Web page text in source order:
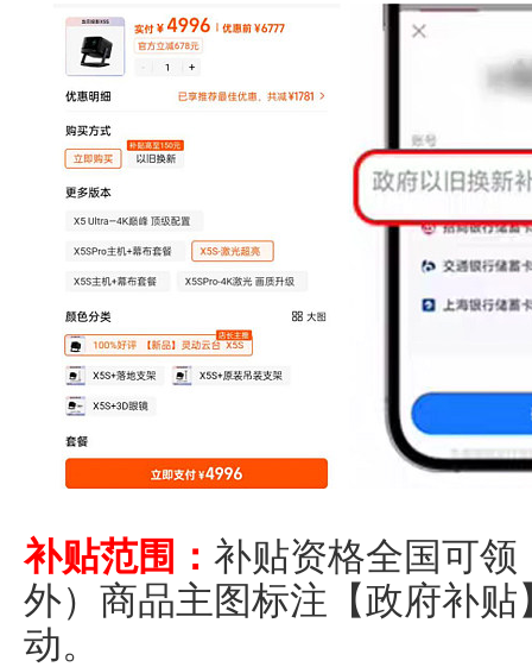
补贴范围： 补贴资格全国可
外）商品主图标注【政府补
动。